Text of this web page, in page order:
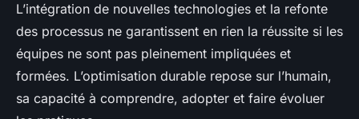
L’intégration de nouvelles technologies et la refonte
des processus ne garantissent en rien la réussite si les
équipes ne sont pas pleinement impliquées et
formées. L’optimisation durable repose sur l’humain,
sa capacité à comprendre, adopter et faire évoluer